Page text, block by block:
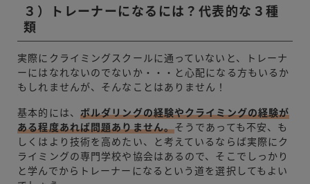
３）トレーナーになるには？代表的な３種
類
実際にクライミングスクールに通っていないと、トレーナ
ーにはなれないのでないか・・・と心配になる方もいるか
もしれませんが、そんなことはありません！
基本的には、 ボルダリングの経験やクライミングの経験が
ある程度あれば問題ありません。そうであっても不安、も
しくはより技術を高めたい、と考えているならば実際にク
ライミングの専門学校や協会はあるので、そこでしっかり
と学んでからトレーナーになるという道を選択してもよい